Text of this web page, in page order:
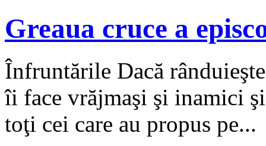
Greaua cruce a
Înfruntările Dacă
îi face vrăjmaşi şi inamici
toţi cei care au propus pe...